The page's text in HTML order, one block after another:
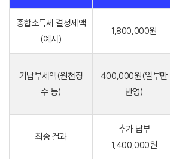
종합소득세 결정세액
(예시)
1,800,000원
기납부세액(원천징
수 등)
400,000원(일부만
반영)
최종 결과
추가 납부
1,400,000원